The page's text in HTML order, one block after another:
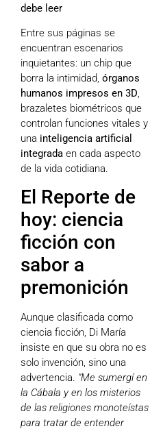
debe leer
Entre sus páginas se
encuentran escenarios
inquietantes: un chip que
borra la intimidad, órganos
humanos impresos en 3D,
brazaletes biométricos que
controlan funciones vitales y
una inteligencia artificial
integrada en cada aspecto
de la vida cotidiana.
El Reporte de
hoy: ciencia
ficción con
sabor a
premonición
Aunque clasificada como
ciencia ficción, Di María
insiste en que su obra no es
solo invención, sino una
advertencia. “Me sumergí en
la Cábala y en los misterios
de las religiones monoteístas
para tratar de entender